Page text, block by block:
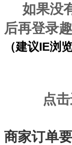
如果没
后再登录
（建议IE浏
点击
商家订单